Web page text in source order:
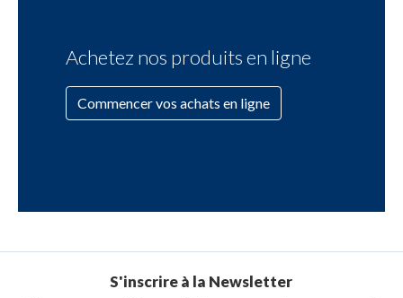
Achetez nos produits en ligne
Commencer vos achats en ligne
S'inscrire à la Newsletter